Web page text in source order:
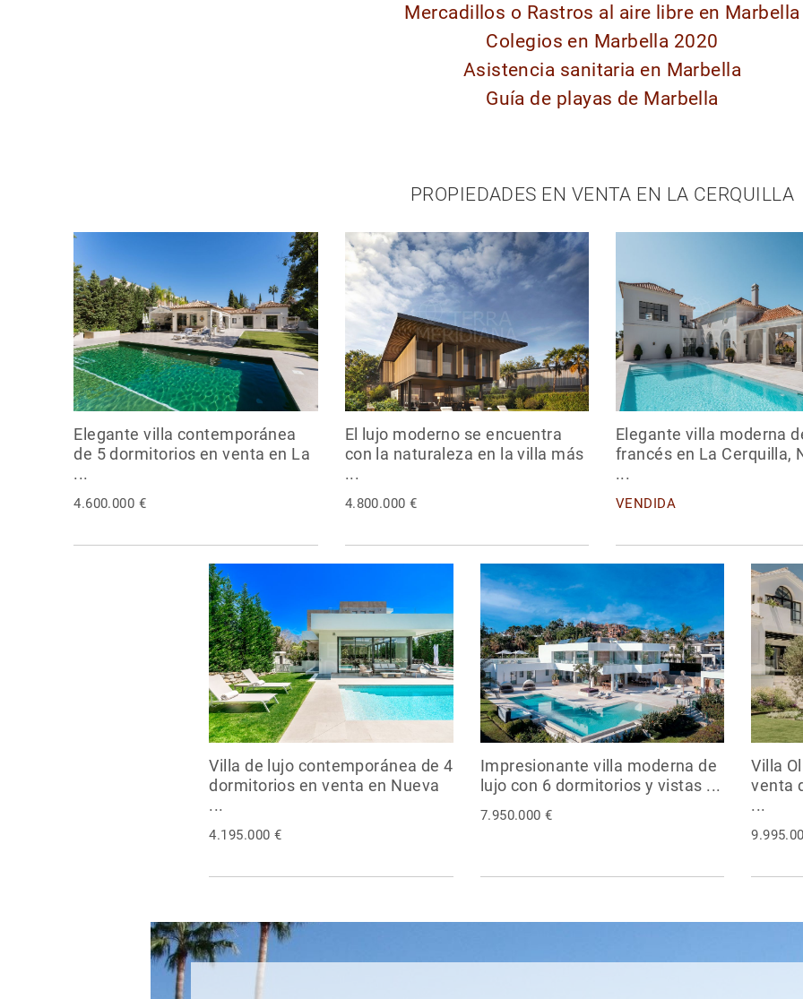
Mercadillos o Rastros al aire libre en Marbella
Colegios en Marbella 2020
Asistencia sanitaria en Marbella
Guía de playas de Marbella
PROPIEDADES EN VENTA EN LA CERQUILLA
Elegante villa contemporánea
de 5 dormitorios en venta en La
...
4.600.000 €
El lujo moderno se encuentra
con la naturaleza en la villa más
...
4.800.000 €
Elegante villa moderna
francés en La Cerquilla,
...
VENDIDA
Villa de lujo contemporánea de 4
dormitorios en venta en Nueva
...
4.195.000 €
Impresionante villa moderna de
lujo con 6 dormitorios y vistas ...
7.950.000 €
Villa
venta
...